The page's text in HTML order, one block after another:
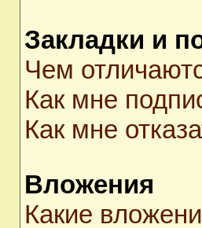
Закладки и
Чем
Как мне
Как мне
Вложения
Какие